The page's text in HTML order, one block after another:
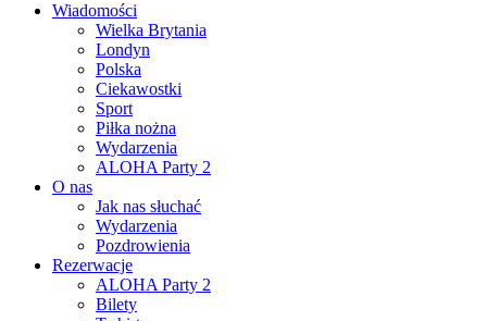
Wiadomości
Wielka Brytania
Londyn
Polska
Ciekawostki
Sport
Piłka nożna
Wydarzenia
ALOHA Party 2
O nas
Jak nas słuchać
Wydarzenia
Pozdrowienia
Rezerwacje
ALOHA Party 2
Bilety